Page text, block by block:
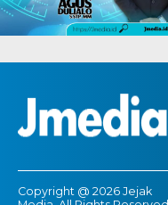
Copyright @ 2026 Jejak